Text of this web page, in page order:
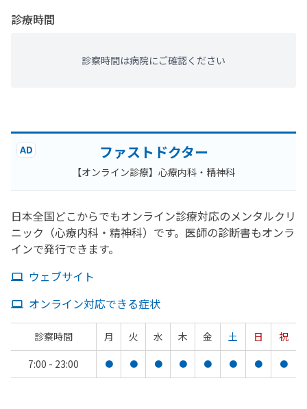
診療時間
診察時間は病院にご確認ください
AD ファストドクター
【オンライン診療】心療内科・精神科
日本全国どこからでもオンライン診療対応のメンタルクリ
ニック（心療内科・精神科）です。医師の診断書もオンラ
インで発行できます。
ウェブサイト
オンライン対応できる症状
診察時間 月 火 水 木 金 土 日
祝
7:00 - 23:00
● ● ● ● ● ● ● ●